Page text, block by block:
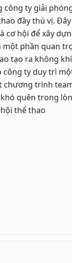
công ty giải
đầy thú vị.
hội để xây
phần quan
tạo ra không khí
công ty duy trì
chương trình
quên trong
thể thao